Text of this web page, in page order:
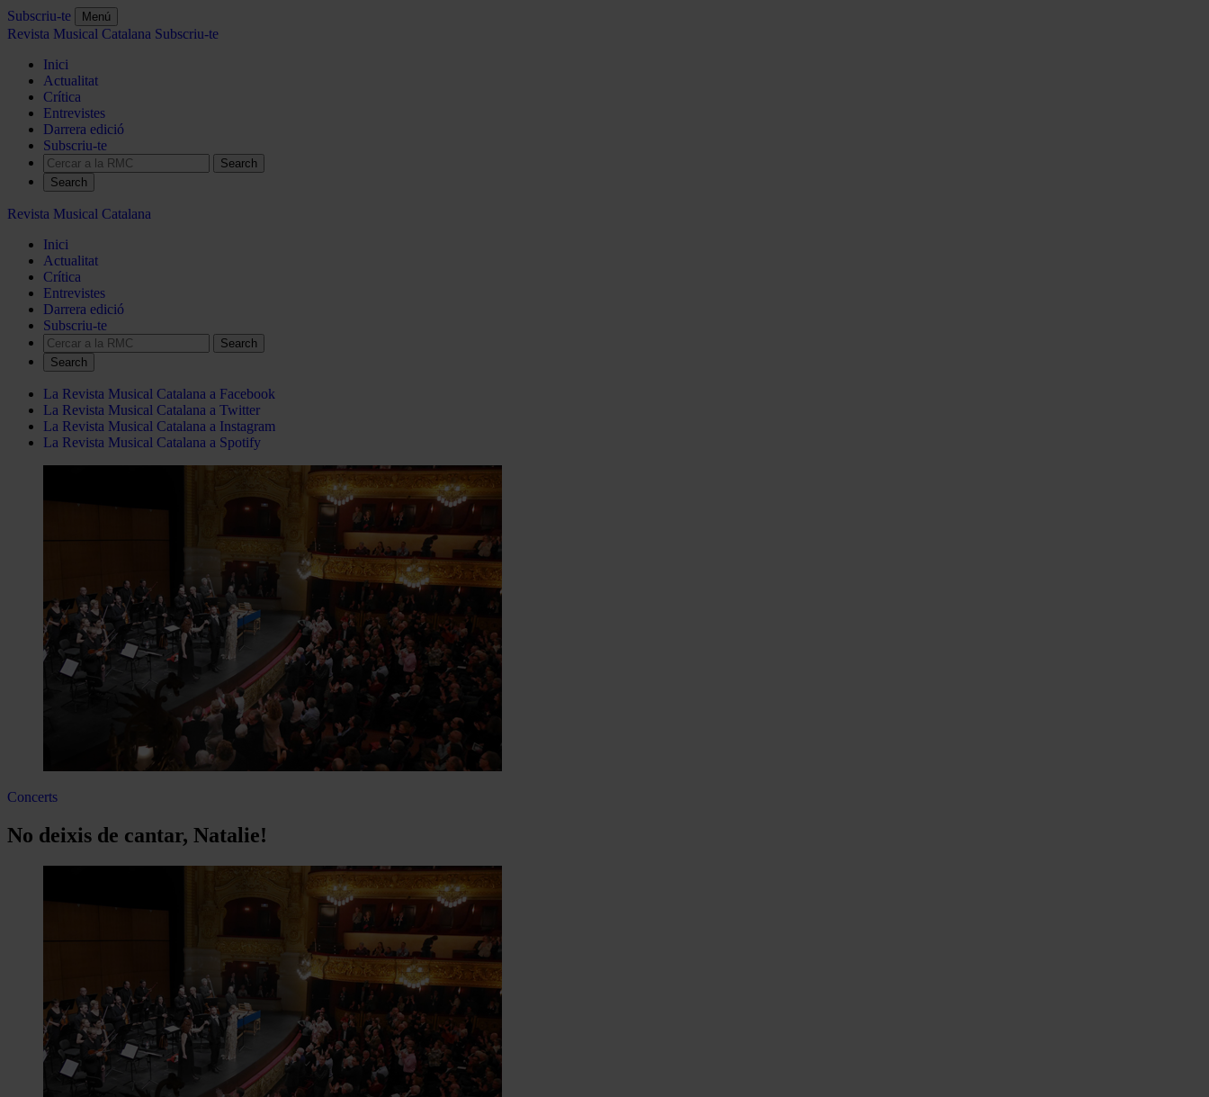
Subscriu-te Menú
Revista Musical Catalana Subscriu-te
Inici
Actualitat
Crítica
Entrevistes
Darrera edició
Subscriu-te
Search
Revista Musical Catalana
Inici
Actualitat
Crítica
Entrevistes
Darrera edició
Subscriu-te
Search
La Revista Musical Catalana a Facebook
La Revista Musical Catalana a Twitter
La Revista Musical Catalana a Instagram
La Revista Musical Catalana a Spotify
Concerts
No deixis de cantar, Natalie!